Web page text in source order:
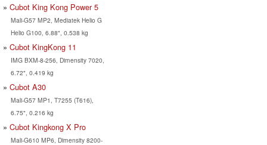
Cubot King Kong Power 5
Mali-G57 MP2, Mediatek Helio G
Helio G100, 6.88", 0.538 kg
Cubot KingKong 11
IMG BXM-8-256, Dimensity 7020,
6.72", 0.419 kg
Cubot A30
Mali-G57 MP1, T7255 (T616),
6.75", 0.216 kg
Cubot Kingkong X Pro
Mali-G610 MP6, Dimensity 8200-